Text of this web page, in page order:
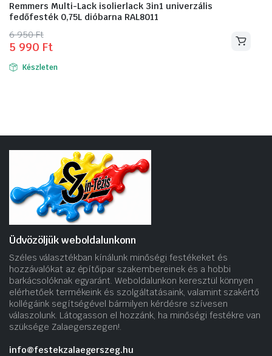
Remmers Multi-Lack isolierlack 3in1 univerzális
fedőfesték 0,75L dióbarna RAL8011
6 950Ft
Original
price
was:
5 990 Ft
Current
price
is: Készleten
Üdvözöljük weboldalunkonn
Széles választékban kínálunk minőségi festékeket és
hozzávalókat az építőipar szakembereinek és a hobbi
barkácsolóknak egyaránt. Weboldalunkon keresztül könnyen
elérhetőek termékeink és szolgáltatásaink, valamint szakértő
kollégáink segítségével bármilyen kérdésre szívesen
válaszolunk. Látogasson el hozzánk, ha minőségi festékre van
szüksége Zalaegerszegen!.
info@festekzalaegerszeg.hu